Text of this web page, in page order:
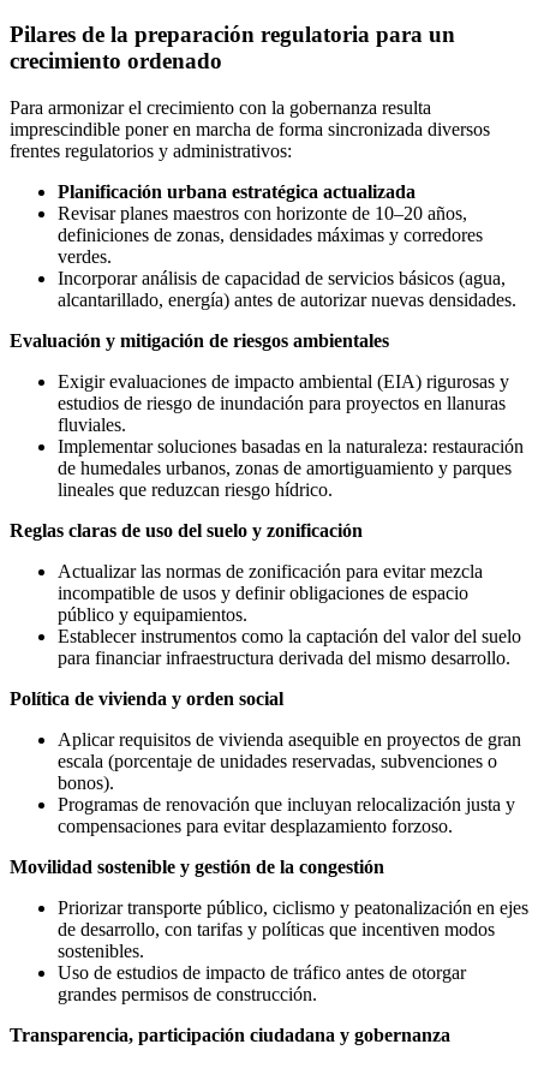
Pilares de la preparación regulatoria para un
crecimiento ordenado
Para armonizar el crecimiento con la gobernanza resulta
imprescindible poner en marcha de forma sincronizada diversos
frentes regulatorios y administrativos:
Planificación urbana estratégica actualizada
Revisar planes maestros con horizonte de 10–20 años,
definiciones de zonas, densidades máximas y corredores
verdes.
Incorporar análisis de capacidad de servicios básicos (agua,
alcantarillado, energía) antes de autorizar nuevas densidades.
Evaluación y mitigación de riesgos ambientales
Exigir evaluaciones de impacto ambiental (EIA) rigurosas y
estudios de riesgo de inundación para proyectos en llanuras
fluviales.
Implementar soluciones basadas en la naturaleza: restauración
de humedales urbanos, zonas de amortiguamiento y parques
lineales que reduzcan riesgo hídrico.
Reglas claras de uso del suelo y zonificación
Actualizar las normas de zonificación para evitar mezcla
incompatible de usos y definir obligaciones de espacio
público y equipamientos.
Establecer instrumentos como la captación del valor del suelo
para financiar infraestructura derivada del mismo desarrollo.
Política de vivienda y orden social
Aplicar requisitos de vivienda asequible en proyectos de gran
escala (porcentaje de unidades reservadas, subvenciones o
bonos).
Programas de renovación que incluyan relocalización justa y
compensaciones para evitar desplazamiento forzoso.
Movilidad sostenible y gestión de la congestión
Priorizar transporte público, ciclismo y peatonalización en ejes
de desarrollo, con tarifas y políticas que incentiven modos
sostenibles.
Uso de estudios de impacto de tráfico antes de otorgar
grandes permisos de construcción.
Transparencia, participación ciudadana y gobernanza